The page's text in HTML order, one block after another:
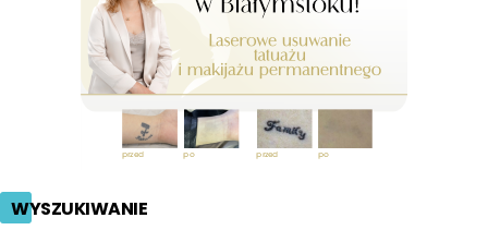
WYSZUKIWANIE